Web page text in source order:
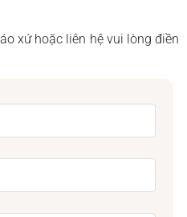
xứ hoặc liên hệ vui lòng điền